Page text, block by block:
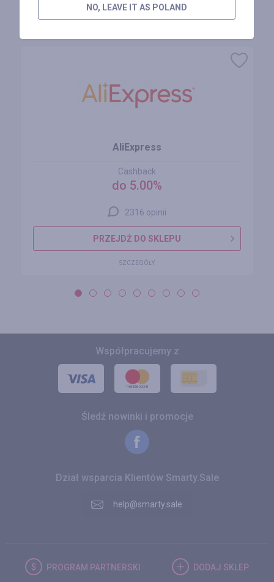
AliExpress
Cashback
do 5.00%
2316 opinii
PRZEJDŹ DO SKLEPU
SZCZEGÓŁY
Współpracujemy z
Śledź nowinki i promocje
Dział wsparcia Klientów Smarty.Sale
help@smarty.sale
PROGRAM PARTNERSKI DODAJ SKLEP
NO, LEAVE IT AS POLAND